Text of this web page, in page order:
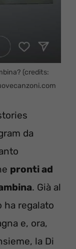
(credits:
da
pronti ad
. Già al
ha regalato
e, ora,
la Di